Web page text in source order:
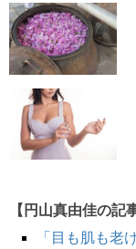
【円山真由佳の記
「目も肌も老